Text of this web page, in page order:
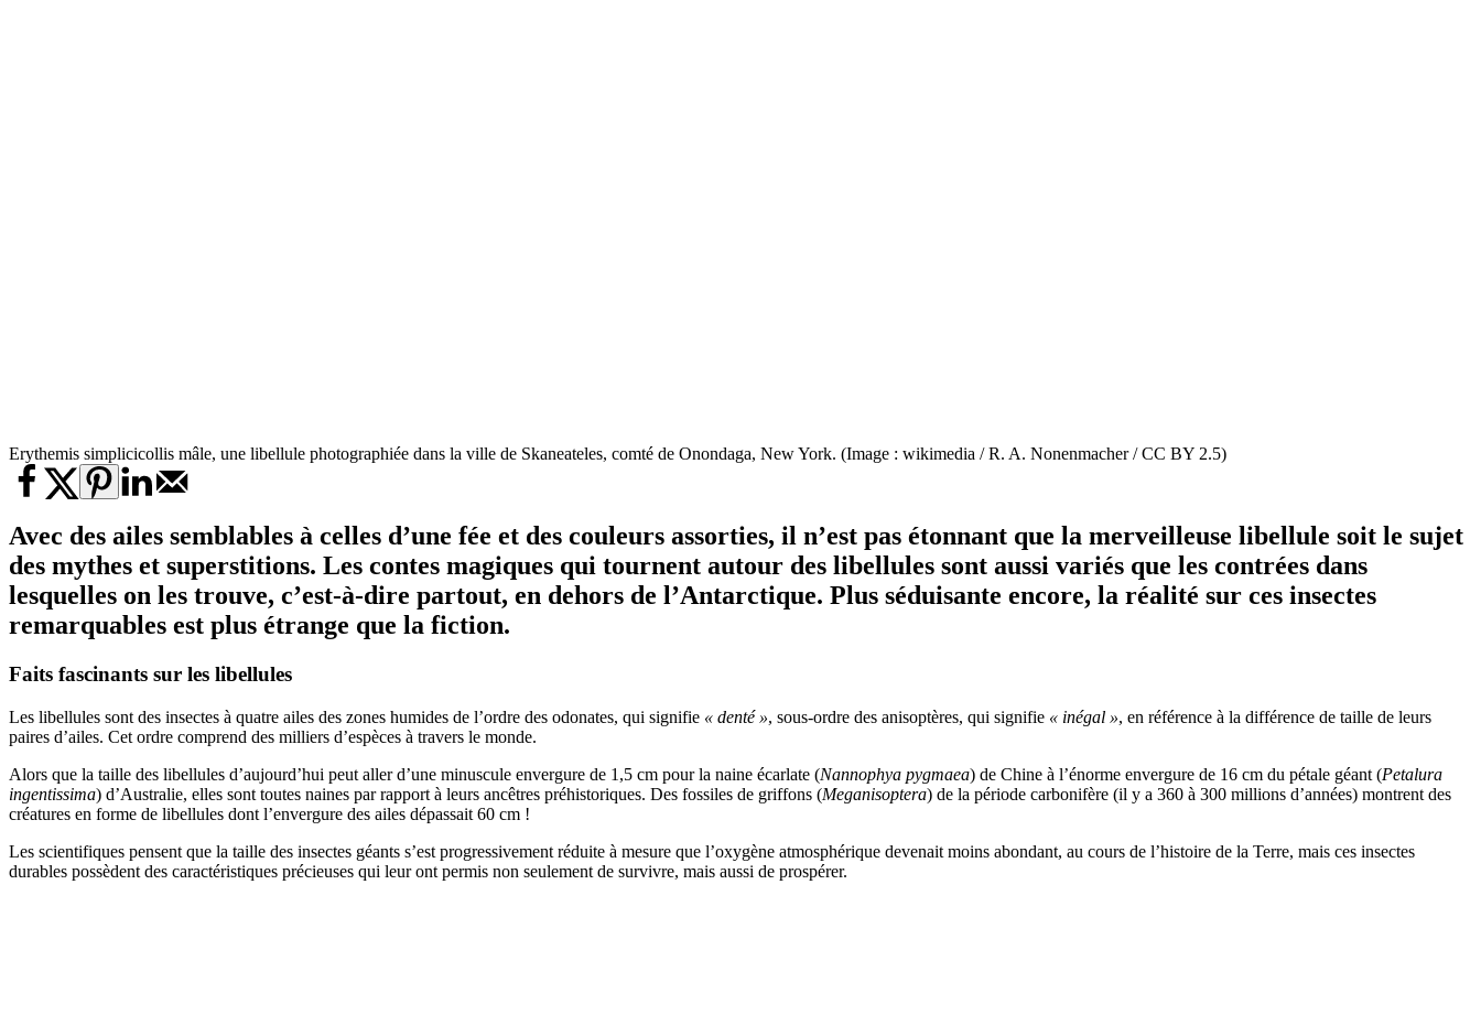
Erythemis simplicicollis mâle, une libellule photographiée dans la ville de Skaneateles, comté de Onondaga, New York. (Image : wikimedia / R. A. Nonenmacher / CC BY 2.5)
Avec des ailes semblables à celles d’une fée et des couleurs assorties, il n’est pas étonnant que la merveilleuse libellule soit le sujet
des mythes et superstitions. Les contes magiques qui tournent autour des libellules sont aussi variés que les contrées dans
lesquelles on les trouve, c’est-à-dire partout, en dehors de l’Antarctique. Plus séduisante encore, la réalité sur ces insectes
remarquables est plus étrange que la fiction.
Faits fascinants sur les libellules
Les libellules sont des insectes à quatre ailes des zones humides de l’ordre des odonates, qui signifie « denté », sous-ordre des anisoptères, qui signifie « inégal », en référence à la différence de taille de leurs
paires d’ailes. Cet ordre comprend des milliers d’espèces à travers le monde.
Alors que la taille des libellules d’aujourd’hui peut aller d’une minuscule envergure de 1,5 cm pour la naine écarlate (Nannophya pygmaea) de Chine à l’énorme envergure de 16 cm du pétale géant (Petalura
ingentissima) d’Australie, elles sont toutes naines par rapport à leurs ancêtres préhistoriques. Des fossiles de griffons (Meganisoptera) de la période carbonifère (il y a 360 à 300 millions d’années) montrent des
créatures en forme de libellules dont l’envergure des ailes dépassait 60 cm !
Les scientifiques pensent que la taille des insectes géants s’est progressivement réduite à mesure que l’oxygène atmosphérique devenait moins abondant, au cours de l’histoire de la Terre, mais ces insectes
durables possèdent des caractéristiques précieuses qui leur ont permis non seulement de survivre, mais aussi de prospérer.